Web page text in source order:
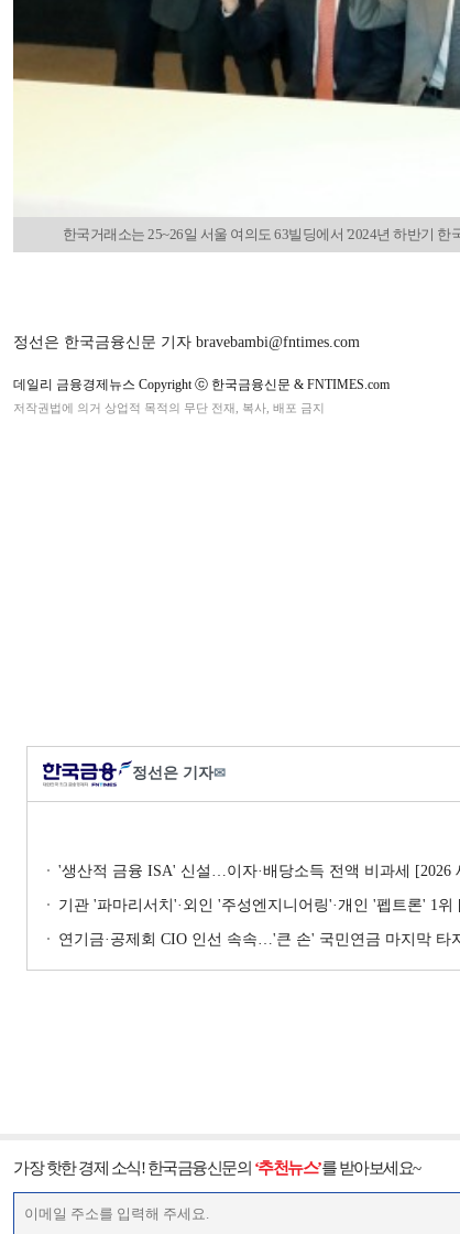
한국거래소는 25~26일 서울 여의도 63빌딩에서 '2024년 하반기
정선은 한국금융신문 기자 bravebambi@fntimes.com
데일리 금융경제뉴스 Copyright ⓒ 한국금융신문 & FNTIMES.com
저작권법에 의거 상업적 목적의 무단 전재, 복사, 배포 금지
정선은 기자✉
'생산적 금융 ISA' 신설…이자·배당소득 전액 비과세 [2026
기관 '파마리서치'·외인 '주성엔지니어링'·개인 '펩트론' 1
연기금·공제회 CIO 인선 속속…'큰 손' 국민연금 마지막 타
가장 핫한 경제 소식! 한국금융신문의 ‘추천뉴스’를 받아보세요~